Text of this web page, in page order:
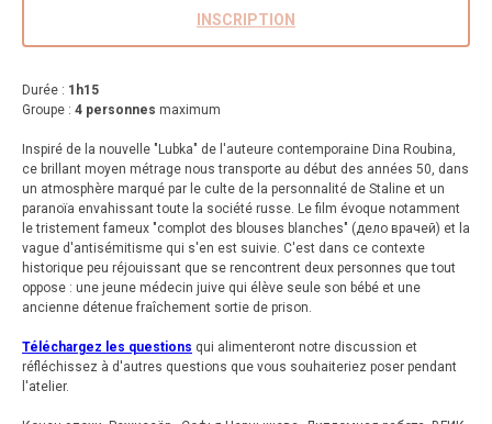
INSCRIPTION
Durée : 1h15
Groupe : 4 personnes maximum
Inspiré de la nouvelle "Lubka" de l'auteure contemporaine Dina Roubina,
ce brillant moyen métrage nous transporte au début des années 50, dans
un atmosphère marqué par le culte de la personnalité de Staline et un
paranoïa envahissant toute la société russe. Le film évoque notamment
le tristement fameux "complot des blouses blanches" (дело врачей) et la
vague d'antisémitisme qui s'en est suivie. C'est dans ce contexte
historique peu réjouissant que se rencontrent deux personnes que tout
oppose : une jeune médecin juive qui élève seule son bébé et une
ancienne détenue fraîchement sortie de prison.
Téléchargez les questions qui alimenteront notre discussion et
réfléchissez à d'autres questions que vous souhaiteriez poser pendant
l'atelier.